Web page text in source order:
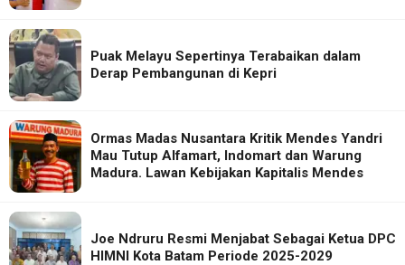
Puak Melayu Sepertinya Terabaikan dalam
Derap Pembangunan di Kepri
Ormas Madas Nusantara Kritik Mendes Yandri
Mau Tutup Alfamart, Indomart dan Warung
Madura. Lawan Kebijakan Kapitalis Mendes
Joe Ndruru Resmi Menjabat Sebagai Ketua DPC
HIMNI Kota Batam Periode 2025-2029